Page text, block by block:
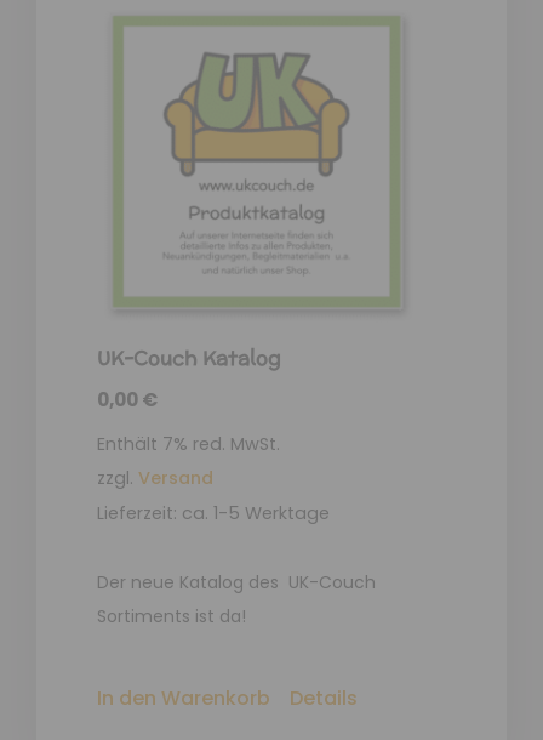
UK-Couch Katalog
0,00€
Enthält 7% red. MwSt.
zzgl. Versand
Lieferzeit: ca. 1-5 Werktage
Der neue Katalog des UK-Couch
Sortiments ist da!
In den Warenkorb Details